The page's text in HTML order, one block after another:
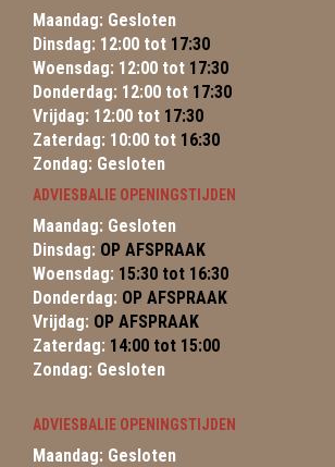
Maandag: Gesloten
Dinsdag: 12:00 tot 17:30
Woensdag: 12:00 tot 17:30
Donderdag: 12:00 tot 17:30
Vrijdag: 12:00 tot 17:30
Zaterdag: 10:00 tot 16:30
Zondag: Gesloten
ADVIESBALIE OPENINGSTIJDEN
Maandag: Gesloten
Dinsdag: OP AFSPRAAK
Woensdag: 15:30 tot 16:30
Donderdag: OP AFSPRAAK
Vrijdag: OP AFSPRAAK
Zaterdag: 14:00 tot 15:00
Zondag: Gesloten
ADVIESBALIE OPENINGSTIJDEN
Maandag: Gesloten